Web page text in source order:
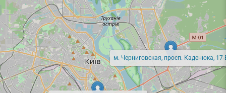
м. Черниговская, просп. Каденюка, 17-